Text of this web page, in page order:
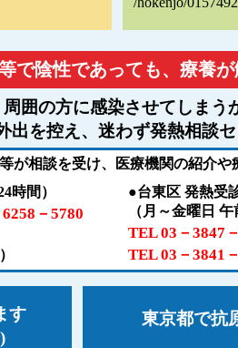
で陰性であっても、療養
囲の方に感染させてしまう
出を控え、迷わず発熱相談
が相談を受け、医療機関の紹介や
時間）
－5780
●台東区 発熱受
（月～金曜日
TEL 03－3847
TEL 03－3841
す
東京都で抗